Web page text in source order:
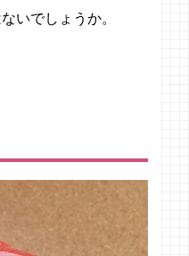
いでしょうか。